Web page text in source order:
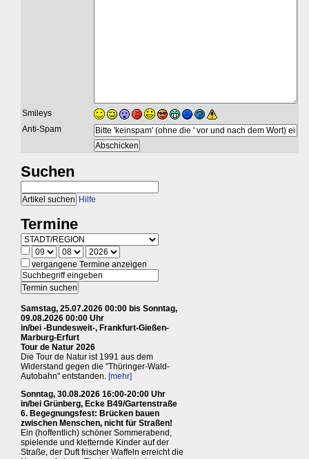
Smileys
Anti-Spam
Suchen
Hilfe
Termine
vergangene Termine anzeigen
Samstag, 25.07.2026 00:00 bis Sonntag,
09.08.2026 00:00 Uhr
in/bei -Bundesweit-, Frankfurt-Gießen-
Marburg-Erfurt
Tour de Natur 2026
Die Tour de Natur ist 1991 aus dem
Widerstand gegen die "Thüringer-Wald-
Autobahn" entstanden. [mehr]
Sonntag, 30.08.2026 16:00-20:00 Uhr
in/bei Grünberg, Ecke B49/Gartenstraße
6. Begegnungsfest: Brücken bauen
zwischen Menschen, nicht für Straßen!
Ein (hoffentlich) schöner Sommerabend,
spielende und kletternde Kinder auf der
Straße, der Duft frischer Waffeln erreicht die